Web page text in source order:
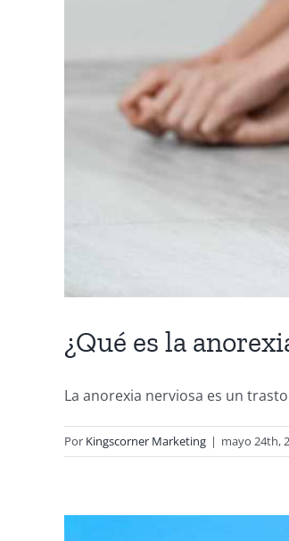
¿Qué es la
La anorexia nerviosa es un
Por Kingscorner Marketing | mayo 24th,